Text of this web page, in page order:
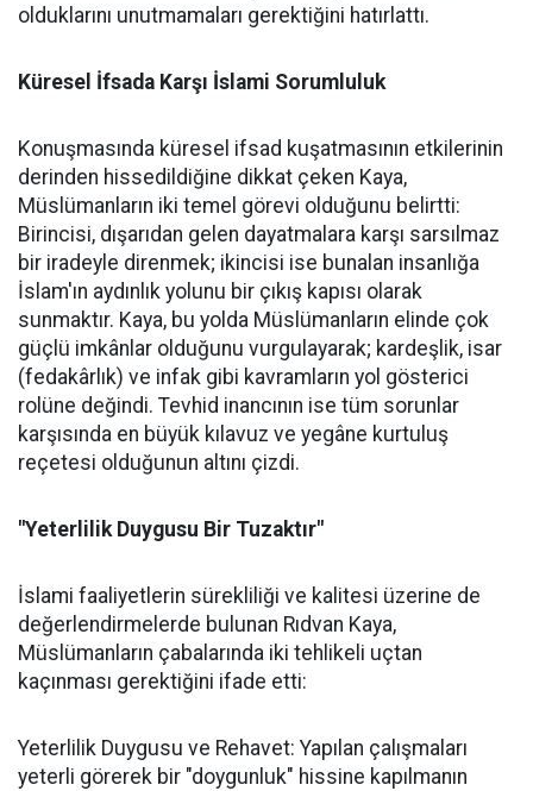
olduklarını unutmamaları gerektiğini hatırlattı.
Küresel İfsada Karşı İslami Sorumluluk
Konuşmasında küresel ifsad kuşatmasının etkilerinin
derinden hissedildiğine dikkat çeken Kaya,
Müslümanların iki temel görevi olduğunu belirtti:
Birincisi, dışarıdan gelen dayatmalara karşı sarsılmaz
bir iradeyle direnmek; ikincisi ise bunalan insanlığa
İslam'ın aydınlık yolunu bir çıkış kapısı olarak
sunmaktır. Kaya, bu yolda Müslümanların elinde çok
güçlü imkânlar olduğunu vurgulayarak; kardeşlik, isar
(fedakârlık) ve infak gibi kavramların yol gösterici
rolüne değindi. Tevhid inancının ise tüm sorunlar
karşısında en büyük kılavuz ve yegâne kurtuluş
reçetesi olduğunun altını çizdi.
"Yeterlilik Duygusu Bir Tuzaktır"
İslami faaliyetlerin sürekliliği ve kalitesi üzerine de
değerlendirmelerde bulunan Rıdvan Kaya,
Müslümanların çabalarında iki tehlikeli uçtan
kaçınması gerektiğini ifade etti:
Yeterlilik Duygusu ve Rehavet: Yapılan çalışmaları
yeterli görerek bir "doygunluk" hissine kapılmanın